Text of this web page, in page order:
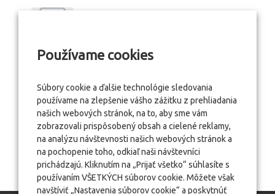
Používame cookies
Súbory cookie a ďalšie technológie sledovania
používame na zlepšenie vášho zážitku z prehliadania
našich webových stránok, na to, aby sme vám
zobrazovali prispôsobený obsah a cielené reklamy,
na analýzu návštevnosti našich webových stránok a
na pochopenie toho, odkiaľ naši návštevníci
prichádzajú. Kliknutím na „Prijať všetko“ súhlasíte s
používaním VŠETKÝCH súborov cookie. Môžete však
navštíviť „Nastavenia súborov cookie“ a poskytnúť